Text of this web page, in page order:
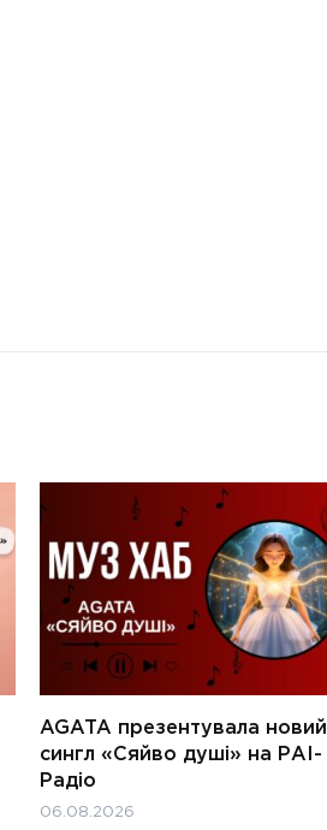
AGATA презентувала новий
сингл «Сяйво душі» на РАІ-
Радіо
06.08.2026